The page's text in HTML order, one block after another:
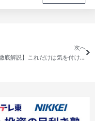
次へ
「【徹底解説】これだけは気を付けたい！不動産投資の融資」の動画を公開しました